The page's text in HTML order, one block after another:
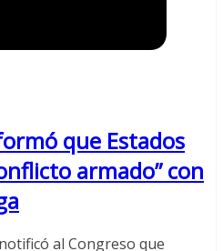
que Estados
armado” con
al Congreso que